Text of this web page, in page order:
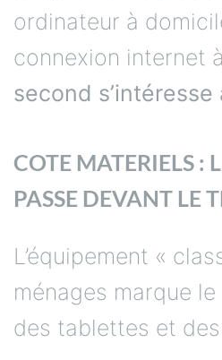
ordinateur à
connexion internet
second s’intéresse
COTE MATERIELS :
PASSE DEVANT LE
L’équipement «
ménages marque
des tablettes et